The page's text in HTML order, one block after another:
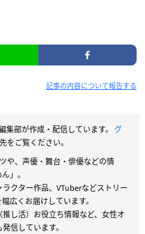
記事の内容について報告する
集部が作成・配信しています。 グ
をご覧ください。
や、声優・舞台・俳優などの情
」。
クター作品、VTuberなどストリー
広くお届けしています。
し活）お役立ち情報など、女性オ
信しています。